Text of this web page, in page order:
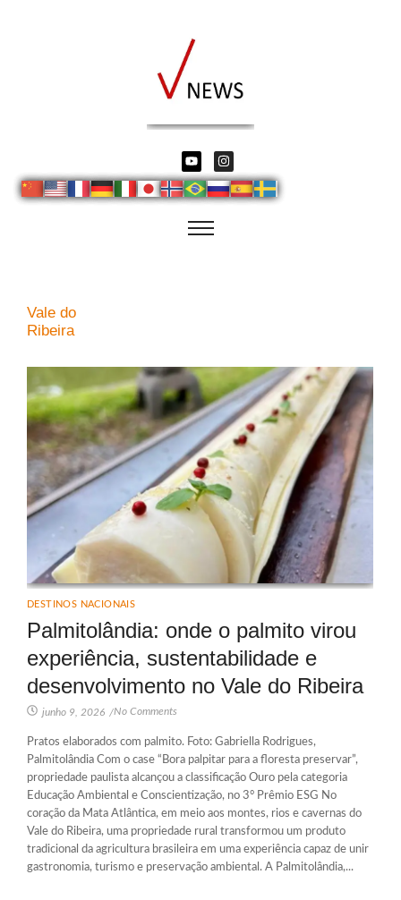
Vale do
Ribeira
DESTINOS NACIONAIS
Palmitolândia: onde o palmito virou
experiência, sustentabilidade e
desenvolvimento no Vale do Ribeira
junho 9, 2026 /No Comments
Pratos elaborados com palmito. Foto: Gabriella Rodrigues,
Palmitolândia Com o case “Bora palpitar para a floresta preservar”,
propriedade paulista alcançou a classificação Ouro pela categoria
Educação Ambiental e Conscientização, no 3° Prêmio ESG No
coração da Mata Atlântica, em meio aos montes, rios e cavernas do
Vale do Ribeira, uma propriedade rural transformou um produto
tradicional da agricultura brasileira em uma experiência capaz de unir
gastronomia, turismo e preservação ambiental. A Palmitolândia,...